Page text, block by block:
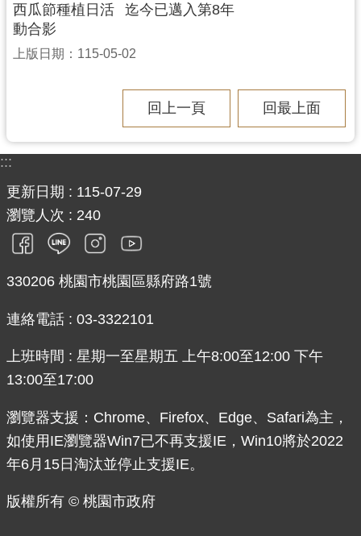
西瓜節種植日活
動合影
迄今已邁入第8年
上版日期：115-05-02
回上一頁 回最上面
:::
更新日期
115-07-29
瀏覽人次
240
330206 桃園市桃園區縣府路1號
連絡電話 : 03-3322101
上班時間 : 星期一至星期五 上午8:00至12:00 下午
13:00至17:00
瀏覽器支援：Chrome、Firefox、Edge、Safari為主，
如使用IE瀏覽器Win7已不再支援IE，Win10將於2022
年6月15日淘汰並停止支援IE。
版權所有 © 桃園市政府